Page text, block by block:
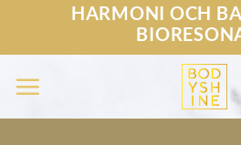
HARMONI OCH